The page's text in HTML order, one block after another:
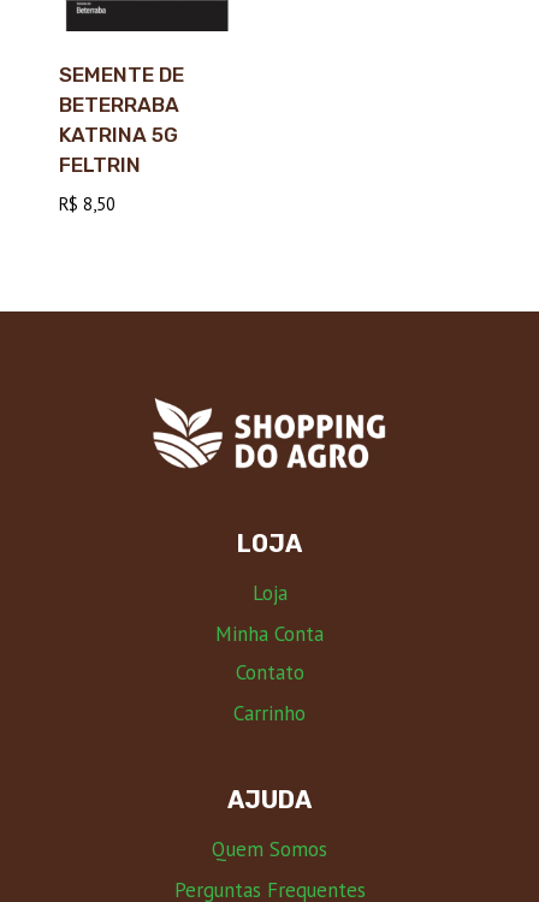
SEMENTE DE
BETERRABA
KATRINA 5G
FELTRIN
R$ 8,50
LOJA
Loja
Minha Conta
Contato
Carrinho
AJUDA
Quem Somos
Perguntas Frequentes